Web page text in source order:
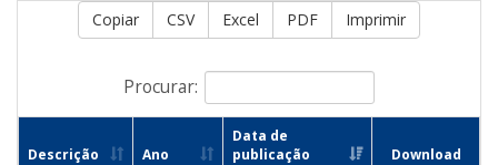
Copiar CSV Excel PDF Imprimir
Procurar:
Descrição Ano
Data de
publicação
Download